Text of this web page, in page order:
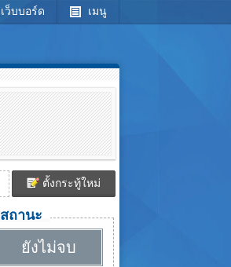
เว็บบอร์ด เมนู
ตั้งกระทู้ใหม่
สถานะ
ยังไม่จบ